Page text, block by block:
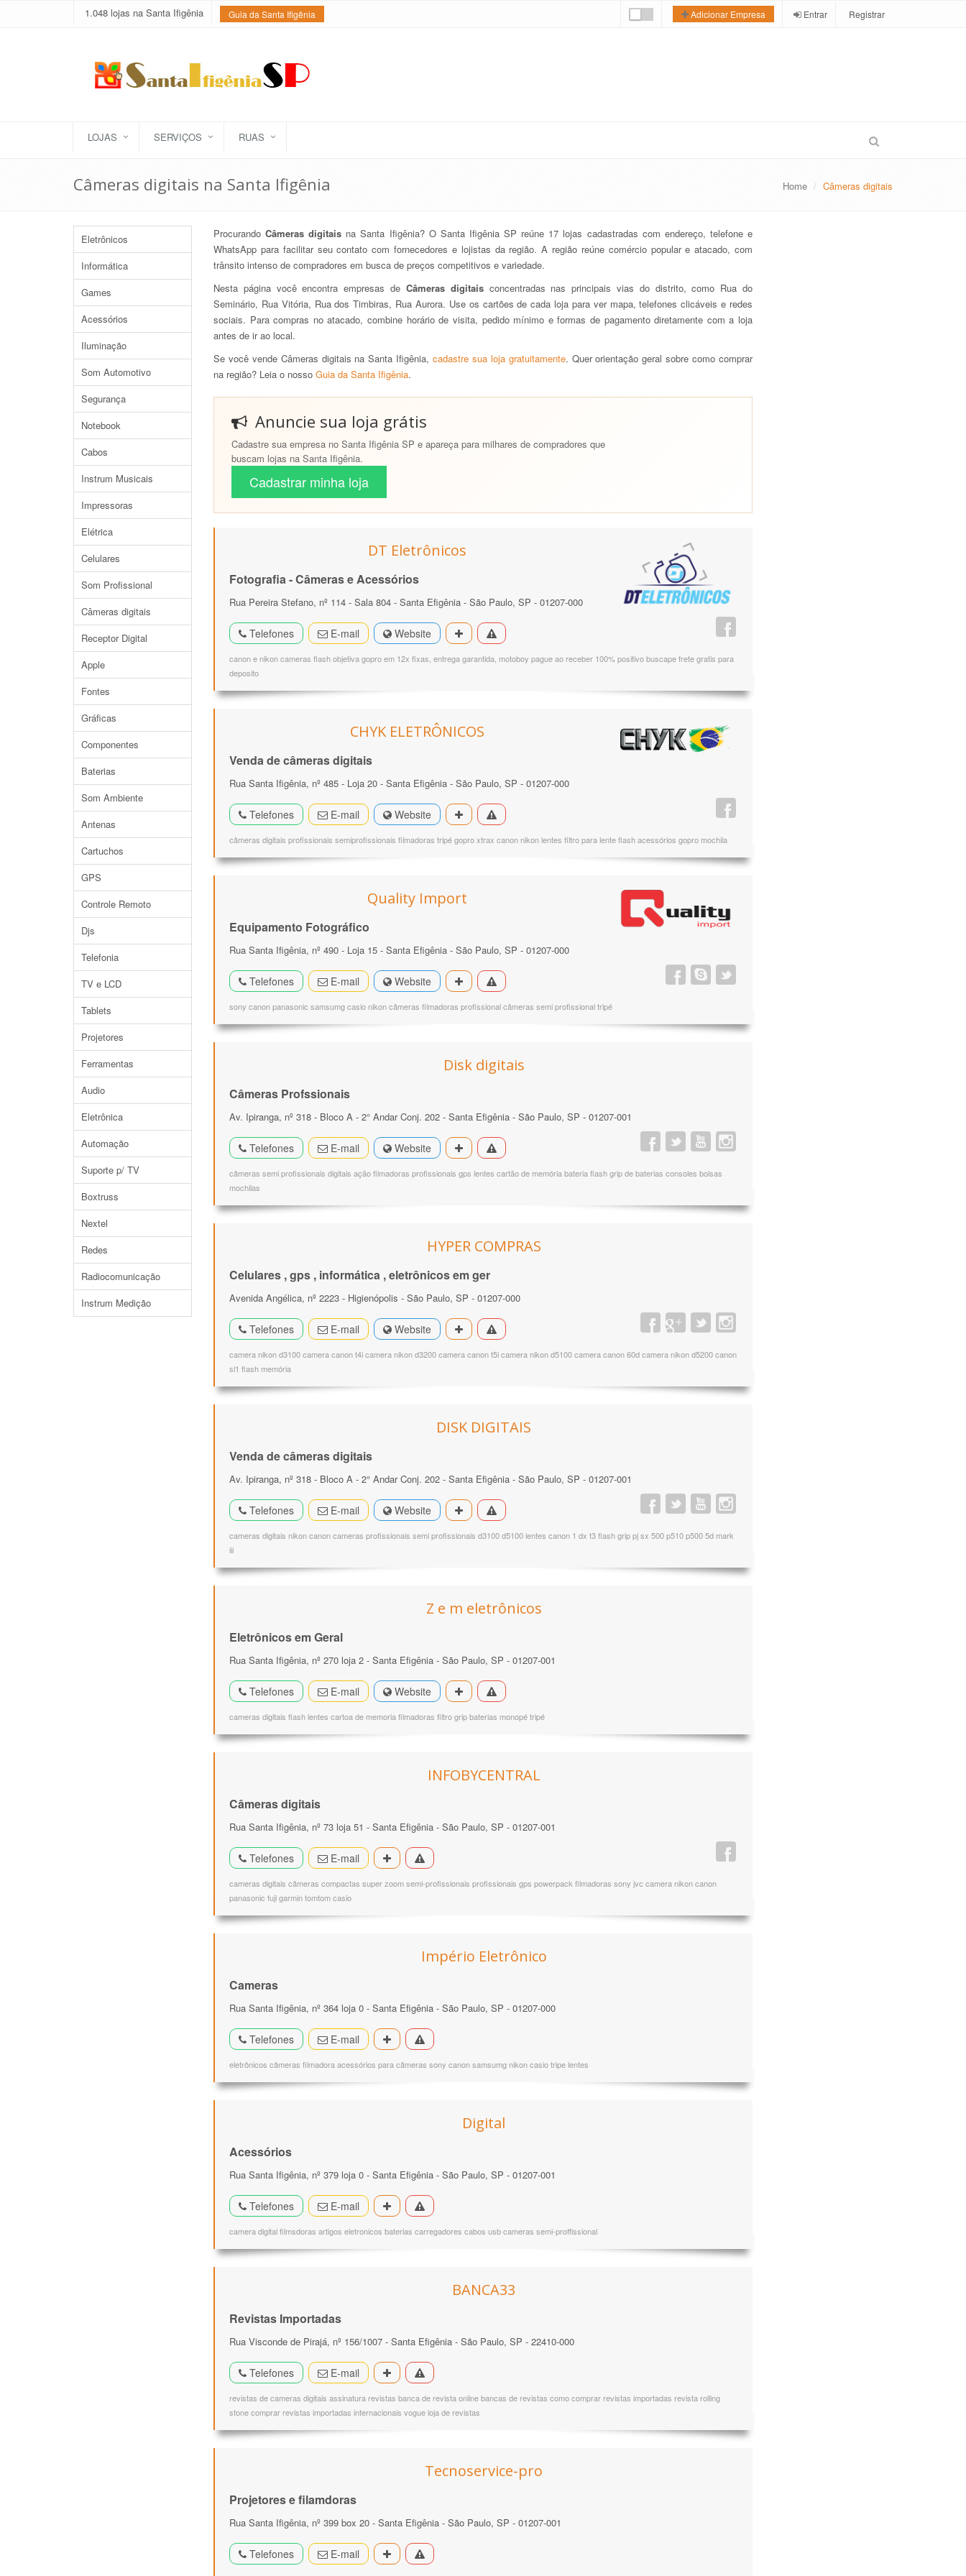
1.048 lojas na Santa Ifigênia Guia da Santa Ifigênia Adicionar Empresa Entrar Registrar
LOJAS SERVIÇOS RUAS
Câmeras digitais na Santa Ifigênia Home Câmeras digitais
Eletrônicos
Informática
Games
Acessórios
Iluminação
Som Automotivo
Segurança
Notebook
Cabos
Instrum Musicais
Impressoras
Elétrica
Celulares
Som Profissional
Câmeras digitais
Receptor Digital
Apple
Fontes
Gráficas
Componentes
Baterias
Som Ambiente
Antenas
Cartuchos
GPS
Controle Remoto
Djs
Telefonia
TV e LCD
Tablets
Projetores
Ferramentas
Audio
Eletrônica
Automação
Suporte p/ TV
Boxtruss
Nextel
Redes
Radiocomunicação
Instrum Medição
ProcurandoCâmeras digitais na Santa Ifigênia? O Santa Ifigênia SP reúne 17 lojas cadastradas com endereço, telefone e
WhatsApp para facilitar seu contato com fornecedores e lojistas da região. A região reúne comércio popular e atacado, com
trânsito intenso de compradores em busca de preços competitivos e variedade.
Nesta página você encontra empresas de Câmeras digitaisconcentradas nas principais vias do distrito, como Rua do
Seminário, Rua Vitória, Rua dos Timbiras, Rua Aurora. Use os cartões de cada loja para ver mapa, telefones clicáveis e redes
sociais. Para compras no atacado, combine horário de visita, pedido mínimo e formas de pagamento diretamente com a loja
antes de ir ao local.
Se você vende Câmeras digitais na Santa Ifigênia,cadastre sua loja gratuitamente. Quer orientação geral sobre como comprar
na região? Leia o nosso Guia da Santa Ifigênia.
Anuncie sua loja grátis
Cadastre sua empresa no Santa Ifigênia SP e apareça para milhares de compradores que
buscam lojas na Santa Ifigênia.
Cadastrar minha loja
DT Eletrônicos
Fotografia - Câmeras e Acessórios
Rua Pereira Stefano, nº 114 - Sala 804 - Santa Efigênia - São Paulo, SP - 01207-000
Telefones E-mail Website
canon e nikon cameras flash objetiva gopro em 12x fixas, entrega garantida, motoboy pague ao receber 100% positivo buscape frete gratis para
deposito
CHYK ELETRÔNICOS
Venda de câmeras digitais
Rua Santa Ifigênia, nº 485 - Loja 20 - Santa Efigênia - São Paulo, SP - 01207-000
Telefones E-mail Website
câmeras digitais profissionais semiprofissionais filmadoras tripé gopro xtrax canon nikon lentes filtro para lente flash acessórios gopro mochila
Quality Import
Equipamento Fotográfico
Rua Santa Ifigênia, nº 490 - Loja 15 - Santa Efigênia - São Paulo, SP - 01207-000
Telefones E-mail Website
sony canon panasonic samsumg casio nikon câmeras filmadoras profissional câmeras semi profissional tripé
Disk digitais
Câmeras Profssionais
Av. Ipiranga, nº 318 - Bloco A - 2° Andar Conj. 202 - Santa Efigênia - São Paulo, SP - 01207-001
Telefones E-mail Website
câmeras semi profissionais digitais ação filmadoras profissionais gps lentes cartão de memória bateria flash grip de baterias consoles bolsas
mochilas
HYPER COMPRAS
Celulares , gps , informática , eletrônicos em ger
Avenida Angélica, nº 2223 - Higienópolis - São Paulo, SP - 01207-000
Telefones E-mail Website
camera nikon d3100 camera canon t4i camera nikon d3200 camera canon t5i camera nikon d5100 camera canon 60d camera nikon d5200 canon
sl1 flash memória
DISK DIGITAIS
Venda de câmeras digitais
Av. Ipiranga, nº 318 - Bloco A - 2° Andar Conj. 202 - Santa Efigênia - São Paulo, SP - 01207-001
Telefones E-mail Website
cameras digitais nikon canon cameras profissionais semi profissionais d3100 d5100 lentes canon 1 dx t3 flash grip pj sx 500 p510 p500 5d mark
iii
Z e m eletrônicos
Eletrônicos em Geral
Rua Santa Ifigênia, nº 270 loja 2 - Santa Efigênia - São Paulo, SP - 01207-001
Telefones E-mail Website
cameras digitais flash lentes cartoa de memoria filmadoras filtro grip baterias monopé tripé
INFOBYCENTRAL
Câmeras digitais
Rua Santa Ifigênia, nº 73 loja 51 - Santa Efigênia - São Paulo, SP - 01207-001
Telefones E-mail
cameras digitais câmeras compactas super zoom semi-profissionais profissionais gps powerpack filmadoras sony jvc camera nikon canon
panasonic fuji garmin tomtom casio
Império Eletrônico
Cameras
Rua Santa Ifigênia, nº 364 loja 0 - Santa Efigênia - São Paulo, SP - 01207-000
Telefones E-mail
eletrônicos câmeras filmadora acessórios para câmeras sony canon samsumg nikon casio tripe lentes
Digital
Acessórios
Rua Santa Ifigênia, nº 379 loja 0 - Santa Efigênia - São Paulo, SP - 01207-001
Telefones E-mail
camera digital filmsdoras artigos eletronicos baterias carregadores cabos usb cameras semi-proffissional
BANCA33
Revistas Importadas
Rua Visconde de Pirajá, nº 156/1007 - Santa Efigênia - São Paulo, SP - 22410-000
Telefones E-mail
revistas de cameras digitais assinatura revistas banca de revista online bancas de revistas como comprar revistas importadas revista rolling
stone comprar revistas importadas internacionais vogue loja de revistas
Tecnoservice-pro
Projetores e filamdoras
Rua Santa Ifigênia, nº 399 box 20 - Santa Efigênia - São Paulo, SP - 01207-001
Telefones E-mail